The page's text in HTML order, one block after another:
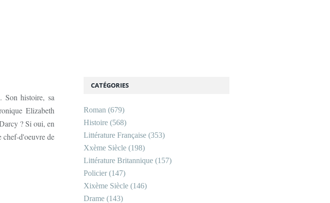
Son histoire, sa
Elizabeth
? Si oui, en
chef-d'oeuvre de
CATÉGORIES
Roman (679)
Histoire (568)
Littérature Française (353)
Xxème Siècle (198)
Littérature Britannique (157)
Policier(147)
Xixème Siècle (146)
Drame (143)